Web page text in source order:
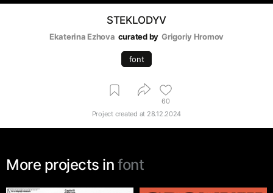
STEKLODYV
Ekaterina Ezhova curated by Grigoriy Hromov
font
60
Project created at 28.12.2024
More projects in font